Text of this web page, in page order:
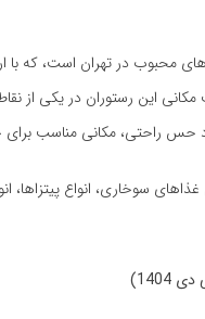
محبوب در تهران است، که
مکانی این رستوران در یکی
حس راحتی، مکانی مناسب
غذاهای سوخاری، انواع